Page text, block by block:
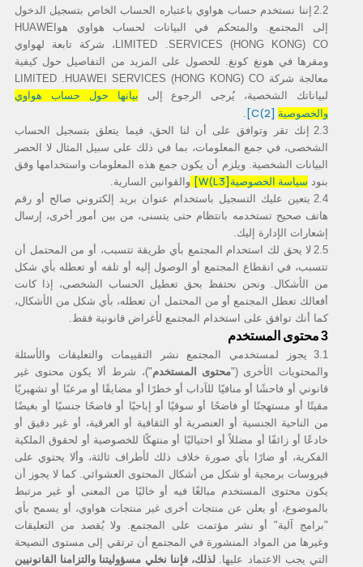
2.2 إننا نستخدم حساب هواوي باعتباره الحساب الخاص بتسجيل الدخول
إلى المجتمع. والمتحكم في البيانات لحساب هواوي هو HUAWEI
SERVICES (HONG KONG) CO
.
LIMITED ، شركة تابعة لهواوي
ومقرها في هونغ كونغ. للحصول على المزيد من التفاصيل حول كيفية
معالجة شركة HUAWEI SERVICES (HONG KONG) CO
.
LIMITED
لبياناتك الشخصية، يُرجى الرجوع إلى بيانها حول حساب هواوي
والخصوصية [C(2]
.
2.3
إنك تقر وتوافق على أن لنا الحق، فيما يتعلق بتسجيل الحساب
الشخصى، في جمع المعلومات، بما في ذلك على سبيل المثال لا الحصر
البيانات الشخصية. ويلزم أن يكون جمع هذه المعلومات واستخدامها وفق
بنود سياسة الخصوصية [W(L3]
والقوانين السارية.
2.4 يتعين عليك التسجيل باستخدام عنوان بريد إلكتروني صالح أو رقم
هاتف صحيح تستخدمه بانتظام حتى يتسنى، من بين أمور أخرى، إرسال
إشعارات الإدارة إليك.
2.5 لا يحق لك استخدام المجتمع بأي طريقة تتسبب، أو من المحتمل أن
تتسبب، في انقطاع المجتمع أو الوصول إليه أو تلفه أو تعطله بأي شكل
من الأشكال. ونحن نحتفظ بحق تعطيل الحساب الشخصى، إذا كانت
أفعالك تعطل المجتمع أو من المحتمل أن تعطله، بأي شكل من الأشكال،
كما أنك توافق على استخدام المجتمع لأغراض قانونية فقط.
3محتوى المستخدم
3.1
يجوز لمستخدمي المجتمع نشر التقييمات والتعليقات والأسئلة
والمحتويات الأخرى ("محتوى المستخدم")، شرط ألا يكون محتوى غير
قانوني أو فاحشًا أو منافيًا للآداب أو خطرًا أو مضايقًا أو مرعبًا أو تشهيريًا
مقيتًا أو مستهجنًا أو فاضحًا أو سوقيًا أو إباحيًا أو فاضحًا جنسيًا أو بغيضًا
من الناحية الجنسية أو العنصرية أو الثقافية أو العرقية، أو غير دقيق أو
خادعًا أو زائفًا أو مضللاً أو احتياليًا أو منتهكًا للخصوصية أو لحقوق الملكية
الفكرية، أو ضارًا بأي صورة خلاف ذلك لأطراف ثالثة، وألا يحتوي على
فيروسات برمجية أو شكل من أشكال المحتوى العشوائي. كما لا يجوز أن
يكون محتوى المستخدم مبالغًا فيه أو خاليًا من المعنى أو غير مرتبط
بالموضوع، أو يعلن عن منتجات أخرى غير منتجات هواوي، أو يسمح بأي
"برامج آلية" أو نشر مؤتمت على المجتمع. ولا يُقصد من التعليقات
وغيرها من المواد المنشورة في المجتمع أن ترتقي إلى مستوى النصيحة
التي يجب الاعتماد عليها. لذلك، فإننا نخلي مسؤوليتنا والتزامنا القانونيين